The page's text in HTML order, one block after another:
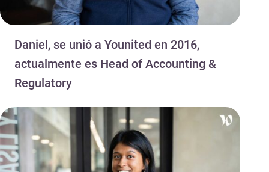
Daniel, se unió a Younited en 2016,
actualmente es Head of Accounting &
Regulatory